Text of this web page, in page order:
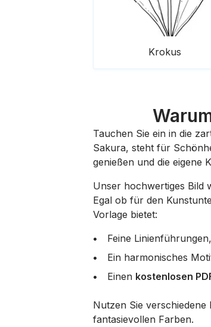
Krokus
Tauchen Sie ein in die
Sakura, steht für
genießen und die eigene
Unser hochwertiges Bild
Egal ob für den
Vorlage bietet:
Feine
Ein harmonisches
Einen kostenlosen
Nutzen Sie
fantasievollen Farben.